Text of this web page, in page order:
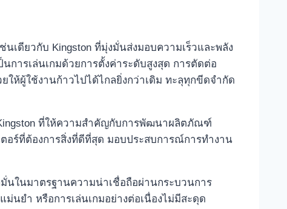
เดียวกับ Kingston ที่มุ่งมั่นส่งมอบความเร็วและพลัง
การเล่นเกมด้วยการตั้งค่าระดับสูงสุด การตัดต่อ
ให้ผู้ใช้งานก้าวไปได้ไกลยิ่งกว่าเดิม ทะลุทุกขีดจำกัด
ที่ให้ความสำคัญกับการพัฒนาผลิตภัณฑ์
ร์ที่ต้องการสิ่งที่ดีที่สุด มอบประสบการณ์การทำงาน
นในมาตรฐานความน่าเชื่อถือผ่านกระบวนการ
นยำ หรือการเล่นเกมอย่างต่อเนื่องไม่มีสะดุด